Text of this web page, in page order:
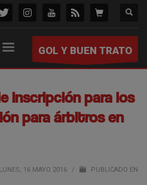
GOL Y BUEN TRATO
inscripción para los
para árbitros en
LUNES, 16 MAYO 2016 /
PUBLICADO EN